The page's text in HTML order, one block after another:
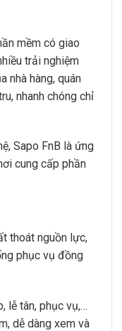
mềm có giao
trải nghiệm
nhà hàng, quán
nhanh chóng chỉ
Sapo FnB là ứng
cung cấp phần
thoát nguồn lực,
phục vụ đồng
lễ tân, phục vụ,…
dễ dàng xem và